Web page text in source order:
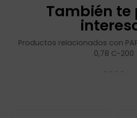
También te
Productos relacionados con
0,78 C-200